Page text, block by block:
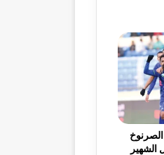
الصرنوخ
الشهير